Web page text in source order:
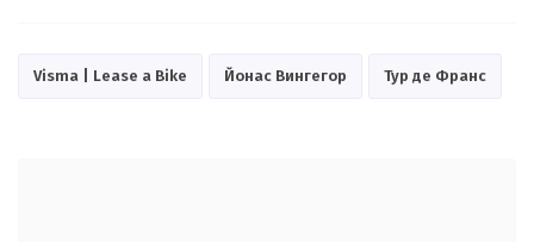
Visma | Lease a Bike Йонас Вингегор Тур де Франс